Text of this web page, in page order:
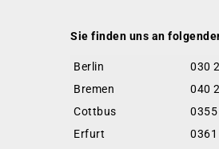
Sie finden uns an
Berlin
030
Bremen
040
Cottbus
Erfurt